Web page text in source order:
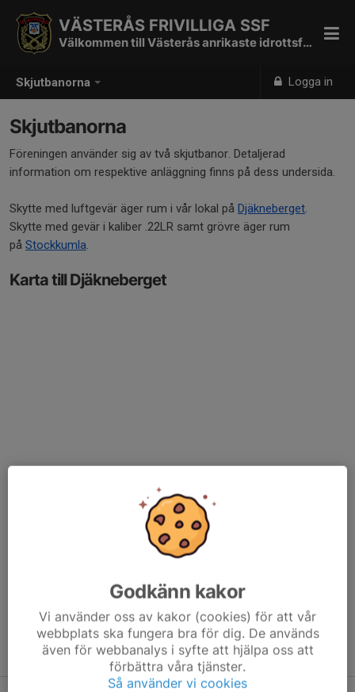
Skjutbanorna Logga in
VÄSTERÅS FRIVILLIGA SSF
Välkommen till Västerås anrikaste idrottsförening
Skjutbanorna
Föreningen använder sig av två skjutbanor. Detaljerad
information om respektive anläggning finns på dess undersida.
Skytte med luftgevär äger rum i vår lokal på Djäkneberget.
Skytte med gevär i kaliber .22LR samt grövre äger rum
på Stockkumla.
Karta till Djäkneberget
Godkänn kakor
Vi använder oss av kakor (cookies) för att vår
webbplats ska fungera bra för dig. De används
även för webbanalys i syfte att hjälpa oss att
förbättra våra tjänster.
Så använder vi cookies